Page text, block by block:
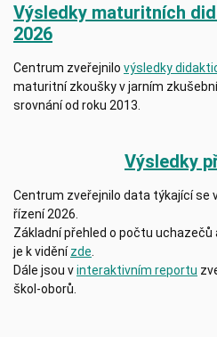
Výsledky maturitních
2026
Centrum zveřejnilo výsledky
maturitní zkoušky v jarním
srovnání od roku 2013.
Výsledky
Centrum zveřejnilo data týkající se
řízení 2026.
Základní přehled o počtu uchazečů
je k viděnízde.
Dále jsou vinteraktivním reportu
škol-oborů.